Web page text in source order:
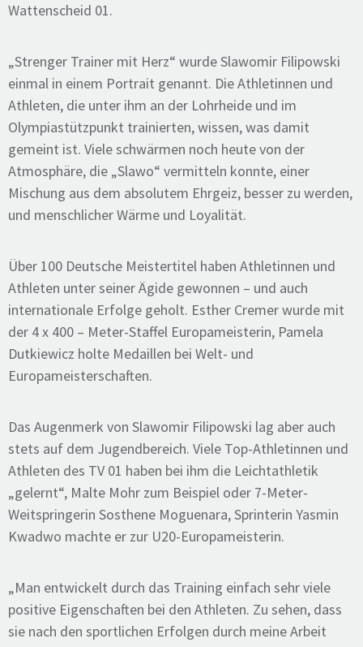
Wattenscheid 01.
„Strenger Trainer mit Herz“ wurde Slawomir Filipowski
einmal in einem Portrait genannt. Die Athletinnen und
Athleten, die unter ihm an der Lohrheide und im
Olympiastützpunkt trainierten, wissen, was damit
gemeint ist. Viele schwärmen noch heute von der
Atmosphäre, die „Slawo“ vermitteln konnte, einer
Mischung aus dem absolutem Ehrgeiz, besser zu werden,
und menschlicher Wärme und Loyalität.
Über 100 Deutsche Meistertitel haben Athletinnen und
Athleten unter seiner Ägide gewonnen – und auch
internationale Erfolge geholt. Esther Cremer wurde mit
der 4 x 400 – Meter-Staffel Europameisterin, Pamela
Dutkiewicz holte Medaillen bei Welt- und
Europameisterschaften.
Das Augenmerk von Slawomir Filipowski lag aber auch
stets auf dem Jugendbereich. Viele Top-Athletinnen und
Athleten des TV 01 haben bei ihm die Leichtathletik
„gelernt“, Malte Mohr zum Beispiel oder 7-Meter-
Weitspringerin Sosthene Moguenara, Sprinterin Yasmin
Kwadwo machte er zur U20-Europameisterin.
„Man entwickelt durch das Training einfach sehr viele
positive Eigenschaften bei den Athleten. Zu sehen, dass
sie nach den sportlichen Erfolgen durch meine Arbeit